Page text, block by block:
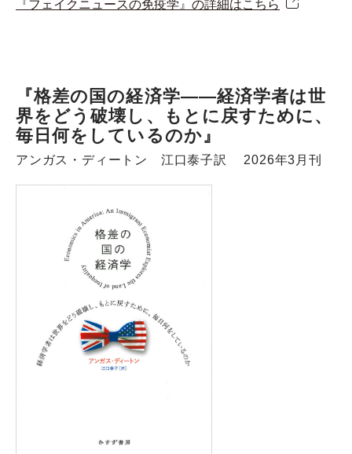
『フェイクニュースの免疫学』の詳細はこちら
『格差の国の経済学――経済学者は世
界をどう破壊し、もとに戻すために、
毎日何をしているのか』
アンガス・ディートン 江口泰子訳 2026年3月刊